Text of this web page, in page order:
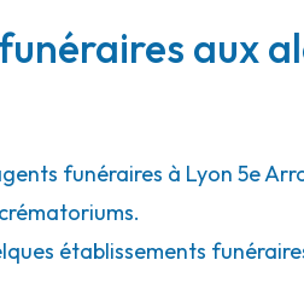
30.3km
aux
funéraires à Lyon 5e
établissements